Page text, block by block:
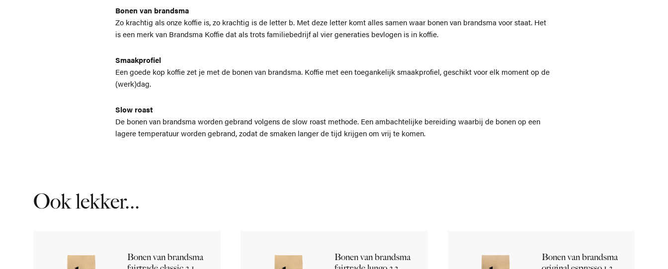
Bonen van brandsma
Zo krachtig als onze koffie is, zo krachtig is de letter b. Met deze letter komt alles samen waar bonen van brandsma voor staat. Het
is een merk van Brandsma Koffie dat als trots familiebedrijf al vier generaties bevlogen is in koffie.
Smaakprofiel
Een goede kop koffie zet je met de bonen van brandsma. Koffie met een toegankelijk smaakprofiel, geschikt voor elk moment op de
(werk)dag.
Slow roast
De bonen van brandsma worden gebrand volgens de slow roast methode. Een ambachtelijke bereiding waarbij de bonen op een
lagere temperatuur worden gebrand, zodat de smaken langer de tijd krijgen om vrij te komen.
Ook lekker...
Bonen van brandsma
Bonen van brandsma
Bonen van brandsma